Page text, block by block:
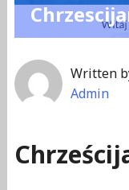
Written
Admin